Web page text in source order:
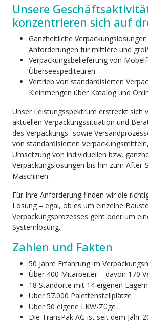
Unsere
konzentrieren sich auf
Ganzheitliche
Anforderungen für mittlere und
Verpackungsbelieferung von
Überseespediteuren
Vertrieb von standardisierten
Kleinmengen über Katalog und
Unser Leistungsspektrum erstreckt sich
aktuellen Verpackungssituation und
des Verpackungs- sowie
von standardisierten
Umsetzung von individuellen bzw.
Verpackungslösungen bis hin zum After-
Maschinen.
Für Ihre Anforderung finden wir die
Lösung – egal, ob es um einzelne
Verpackungsprozesses geht oder um
Systemlösung.
Zahlen und Fakten
50 Jahre Erfahrung im
Über 400 Mitarbeiter – davon 170
18 Standorte mit 14 eigenen Lagern
Über 57.000 Palettenstellplätze
Über 50 eigene LKW-Züge
Die TransPak AG ist seit dem Jahr